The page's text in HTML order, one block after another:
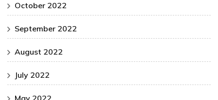
October 2022
September 2022
August 2022
July 2022
May 2022